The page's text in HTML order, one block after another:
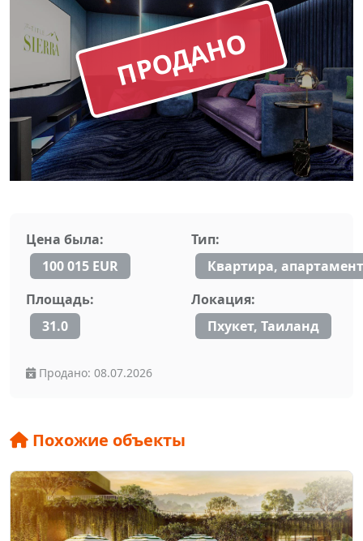
ПРОДАНО
Цена была:
100 015 EUR
Тип:
Квартира,
Площадь:
31.0
Локация:
Пхукет, Таиланд
Продано: 08.07.2026
Похожие объекты